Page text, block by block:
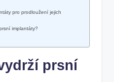
pro prodloužení jejich
implantáty?
prsní